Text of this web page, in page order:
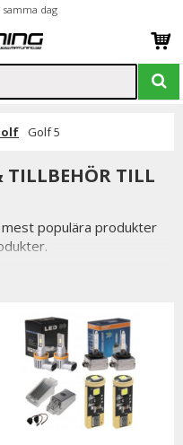
dag
Golf 5
TILL
populära produkter
eller inte hittar i vårt